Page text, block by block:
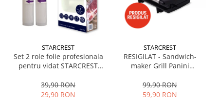
STARCREST
Set 2 role folie profesionala
pentru vidat STARCREST
rezistente, reutilizabile,
sous vide, lavabile in
39,90 RON
29,90 RON
STARCREST
RESIGILAT - Sandwich-
maker Grill Panini
W, Placi nonaderente,
Deschidere 180°, Suprafata
99,90 RON
59,90 RON